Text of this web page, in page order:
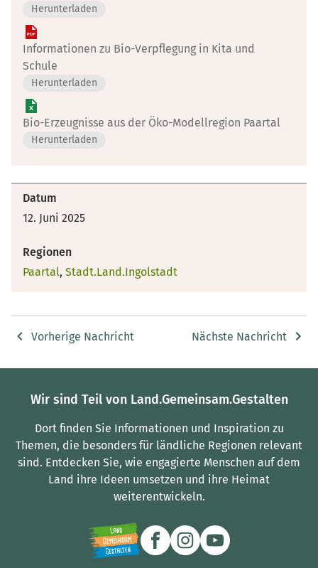
Herunterladen
Informationen zu Bio-Verpflegung in Kita und
Schule
Herunterladen
Bio-Erzeugnisse aus der Öko-Modellregion Paartal
Herunterladen
Datum
12. Juni 2025
Regionen
Paartal, Stadt.Land.Ingolstadt
Vorherige Nachricht Nächste Nachricht
Wir sind Teil von Land.Gemeinsam.Gestalten
Dort finden Sie Informationen und Inspiration zu
Themen, die besonders für ländliche Regionen relevant
sind. Entdecken Sie, wie engagierte Menschen auf dem
Land ihre Ideen umsetzen und ihre Heimat
weiterentwickeln.